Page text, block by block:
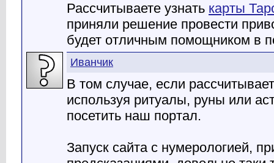
Рассчитываете узнать карты
приняли решение провести
будет отличным помощником в
Иванчик
В том случае, если
используя ритуалы, руны или
посетить наш портал.
Запуск сайта с нумерологией,